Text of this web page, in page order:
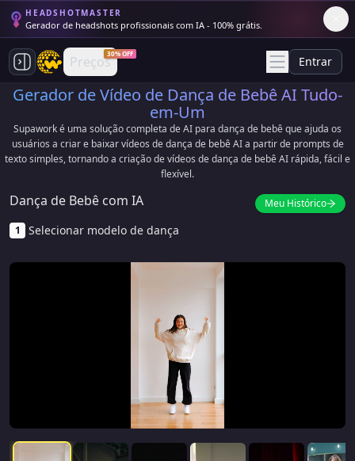
HEADSHOTMASTER
Gerador de headshots profissionais com IA - 100% grátis.
Preços30% OFF
Entrar
Gerador de Vídeo de Dança de Bebê AI Tudo-
em-Um
Supawork é uma solução completa de AI para dança de bebê que ajuda os
usuários a criar e baixar vídeos de dança de bebê AI a partir de prompts de
texto simples, tornando a criação de vídeos de dança de bebê AI rápida, fácil e
flexível.
Dança de Bebê com IA
Meu Histórico
1
Selecionar modelo de dança